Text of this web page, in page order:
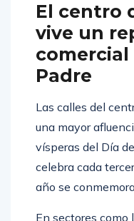
El centro
vive un
comercial
Padre
Las calles del
una mayor
vísperas del Día
celebra cada
año se
En sectores como